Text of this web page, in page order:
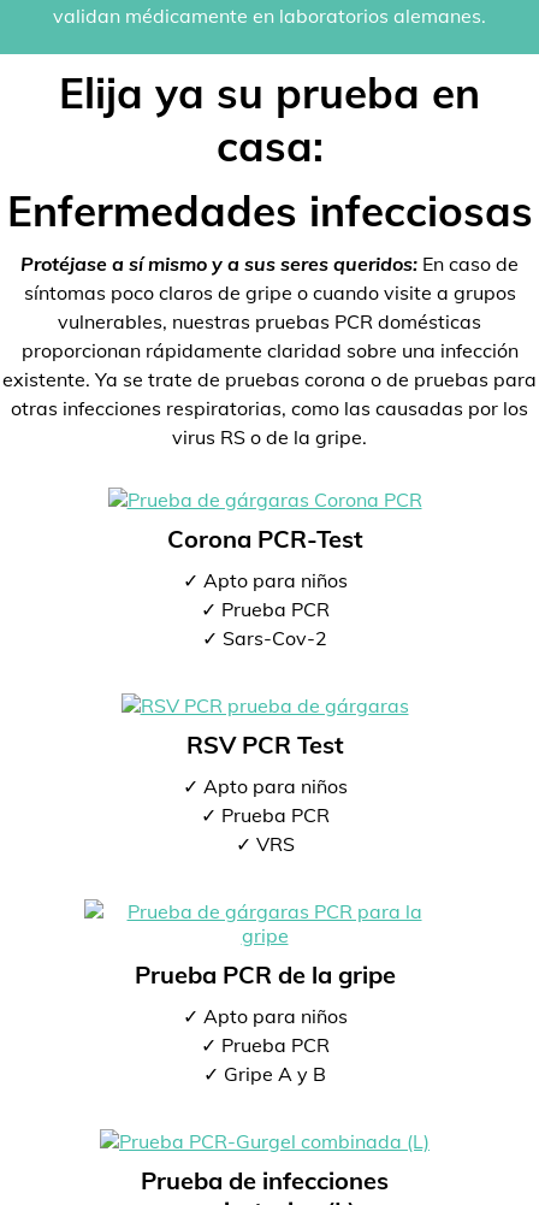
validan médicamente en laboratorios alemanes.
Elija ya su prueba en
casa:
Enfermedades infecciosas
Protéjase a sí mismo y a sus seres queridos: En caso de
síntomas poco claros de gripe o cuando visite a grupos
vulnerables, nuestras pruebas PCR domésticas
proporcionan rápidamente claridad sobre una infección
existente. Ya se trate de pruebas corona o de pruebas para
otras infecciones respiratorias, como las causadas por los
virus RS o de la gripe.
Corona PCR-Test
✓ Apto para niños
✓ Prueba PCR
✓ Sars-Cov-2
RSV PCR Test
✓ Apto para niños
✓ Prueba PCR
✓ VRS
Prueba PCR de la gripe
✓ Apto para niños
✓ Prueba PCR
✓ Gripe A y B
Prueba de infecciones